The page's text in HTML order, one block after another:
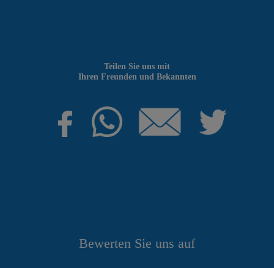
Bewerten Sie uns auf
Teilen Sie uns mit
Ihren Freunden und Bekannten